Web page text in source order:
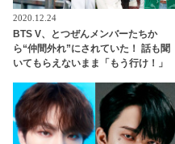
2020.12.24
BTS V、とつぜんメンバーたちか
ら“仲間外れ”にされていた！ 話も聞
いてもらえないまま「もう行け！」
てからかうメンバーたちの団結力＆V
のリアクションに爆笑